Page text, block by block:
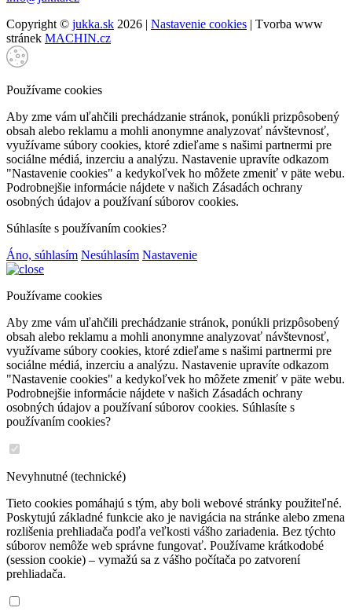
Copyright © jukka.sk 2026 | Nastavenie cookies | Tvorba www
stránek MACHIN.cz
Používame cookies
Aby zme vám uľahčili prechádzanie stránok, ponúkli prizpôsobený
obsah alebo reklamu a mohli anonymne analyzovať návštevnosť,
využívame súbory cookies, ktoré zdieľame s našimi partnermi pre
sociálne médiá, inzerciu a analýzu. Nastavenie upravíte odkazom
"Nastavenie cookies" a kedykoľvek ho môžete zmeniť v päte webu.
Podrobnejšie informácie nájdete v našich Zásadách ochrany
osobných údajov a používaní súborov cookies.
Súhlasíte s používaním cookies?
Áno, súhlasím Nesúhlasím Nastavenie
Používame cookies
Aby zme vám uľahčili prechádzanie stránok, ponúkli prizpôsobený
obsah alebo reklamu a mohli anonymne analyzovať návštevnosť,
využívame súbory cookies, ktoré zdieľame s našimi partnermi pre
sociálne médiá, inzerciu a analýzu. Nastavenie upravíte odkazom
"Nastavenie cookies" a kedykoľvek ho môžete zmeniť v päte webu.
Podrobnejšie informácie nájdete v našich Zásadách ochrany
osobných údajov a používaní súborov cookies. Súhlasíte s
používaním cookies?
Nevyhnutné (technické)
Tieto cookies pomáhajú s tým, aby boli webové stránky použiteľné.
Poskytujú základné funkcie ako je navigácia na stránke alebo zmena
rozlišenia prehliadača podľa veľkosti vášho zariadenia. Bez týchto
súborov nemôže web správne fungovať. Používame krátkodobé
(session cookie) – vymažú sa z vášho počítača po zatvorení
prehliadača.